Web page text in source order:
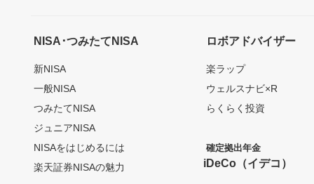
NISA･つみたてNISA
新NISA
一般NISA
つみたてNISA
ジュニアNISA
NISAをはじめるには
楽天証券NISAの魅力
ロボアドバイザー
楽ラップ
ウェルスナビ×R
らくらく投資
確定拠出年金
iDeCo（イデコ）